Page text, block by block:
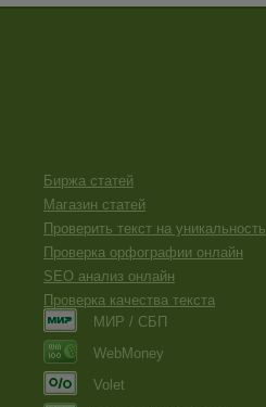
Биржа статей
Магазин статей
Проверить текст на уникальность
Проверка орфографии онлайн
SEO анализ онлайн
Проверка качества текста
МИР / СБП
WebMoney
Volet